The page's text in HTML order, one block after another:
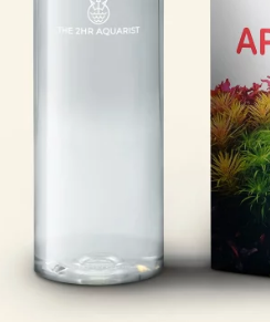
per ingrandire